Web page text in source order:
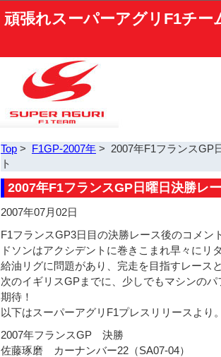
頑張れスーパーアグリF1チー
Top > F1GP-2007年 > 2007年F1フランスGP
ト
2007年F1フランスGP日曜日決勝レ
2007年07月02日
F1フランスGP3日目の決勝レース後のコメン
ドソンはアクシデントに巻きこまれ早々にリ
給油リグに問題があり、完走を目指すレース
次のイギリスGPまでに、少しでもマシンの
期待！
以下はスーパーアグリF1プレスリリースより
2007年フランスGP 決勝
佐藤琢磨 カーナンバー22（SA07-04）